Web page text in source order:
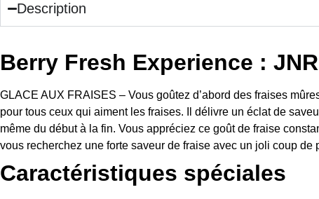
Description
Berry Fresh Experience :
GLACE AUX FRAISES – Vous goûtez d’abord des fraises
pour tous ceux qui aiment les fraises. Il délivre un éclat de
même du début à la fin. Vous appréciez ce goût de fraise
vous recherchez une forte saveur de fraise avec un joli coup de
Caractéristiques spéciales